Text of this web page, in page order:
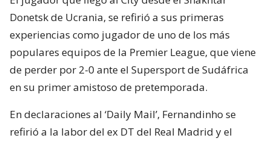
Donetsk de Ucrania, se refirió a sus primeras
experiencias como jugador de uno de los más
populares equipos de la Premier League, que viene
de perder por 2-0 ante el Supersport de Sudáfrica
en su primer amistoso de pretemporada.
En declaraciones al ‘Daily Mail’, Fernandinho se
refirió a la labor del ex DT del Real Madrid y el